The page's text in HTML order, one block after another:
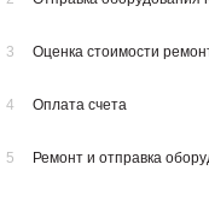
3 Оценка стоимости
4 Оплата счета
5 Ремонт и отправка